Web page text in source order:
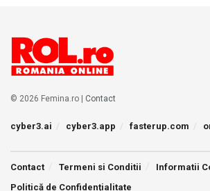
© 2026 Femina.ro | Contact
cyber3.ai cyber3.app fasterup.com
Contact Termeni si Conditii
Informatii
Politică de Confidențialitate